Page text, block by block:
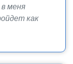
меня
как